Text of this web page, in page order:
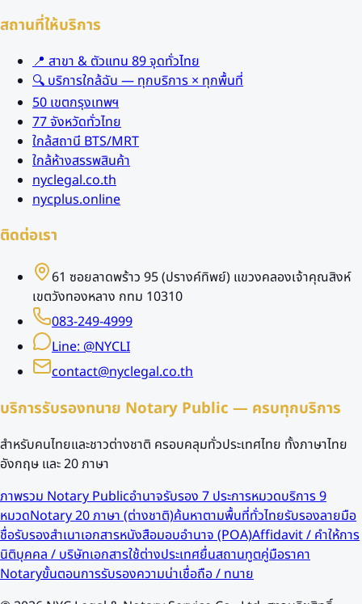
สถานที่ให้บริการ
📍 สาขา & ตัวแทน 89 จุดทั่วไทย
🔍 บริการใกล้ฉัน — ทุกบริการ × ทุกพื้นที่
50 เขตกรุงเทพฯ
77 จังหวัดทั่วไทย
ใกล้สถานี BTS/MRT
ใกล้ห้างสรรพสินค้า
nyclegal.co.th
nycplus.online
ติดต่อเรา
61 ซอยลาดพร้าว 95 (ปรางค์ทิพย์) แขวงคลองเจ้าคุณสิงห์
เขตวังทองหลาง กทม 10310
083-249-4999
Line: @NYCLI
contact@nyclegal.co.th
บริการรับรองทนาย Notary Public — ครบทุกบริการ
สำหรับคนไทยและชาวต่างชาติ ครอบคลุมทั่วประเทศไทย ทั้งภาษาไทย
อังกฤษ และ 20 ภาษา
ภาพรวม Notary Publicอำนาจรับรอง 7 ประการหมวดบริการ 9
หมวดNotary 20 ภาษา (ต่างชาติ)ค้นหาตามพื้นที่ทั่วไทยรับรองลายมือ
ชื่อรับรองสำเนาเอกสารหนังสือมอบอำนาจ (POA)Affidavit / คำให้การ
นิติบุคคล / บริษัทเอกสารใช้ต่างประเทศยื่นสถานทูตคู่มือราคา
Notaryขั้นตอนการรับรองความน่าเชื่อถือ / ทนาย